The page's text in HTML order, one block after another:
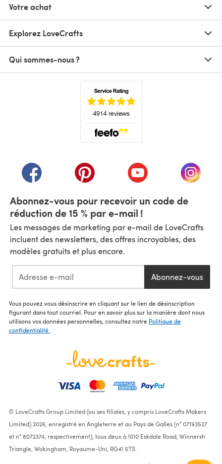
Votre achat
Explorez LoveCrafts
Qui sommes-nous ?
(s'ouvre dans un nouvel onglet)
(s'ouvre dans un nouvel onglet)
(s'ouvre dans un(s'ouvre
Abonnez-vous pour recevoir un code de
réduction de 15 % par e-mail !
Les messages de marketing par e-mail de LoveCrafts
incluent des newsletters, des offres incroyables, des
modèles gratuits et plus encore.
Abonnez-vous
Vous pouvez vous désinscrire en cliquant sur le lien de désinscription
figurant dans tout courriel. Pour en savoir plus sur la manière dont nous
utilisons vos données personnelles, consultez notre Politique de
confidentialité
© LoveCrafts Group Limited (ou ses filiales, y compris LoveCrafts Makers
Limited) 2026, enregistré en Angleterre et au Pays de Galles (n° 07193527
et n° 8072374, respectivement), tous deux à 1010 Eskdale Road, Winnersh
Triangle, Wokingham, Royaume-Uni, RG41 5TS.